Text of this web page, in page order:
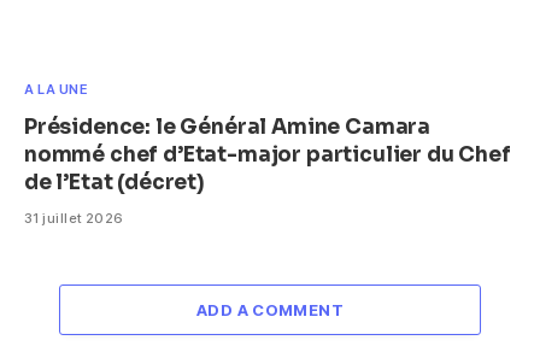
A LA UNE
Présidence: le Général Amine Camara
nommé chef d’Etat-major particulier du Chef
de l’Etat (décret)
31 juillet 2026
ADD A COMMENT